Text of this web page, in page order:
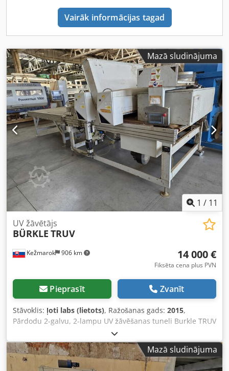
Vairāk informācijas tagad
Mazā sludinājuma
1 / 11
Kežmarok 906 km
UV žāvētājs
BÜRKLE TRUV
14 000 €
Fiksēta cena plus PVN
Pieprasīt Zvanīt
Stāvoklis: ļoti labs (lietots), Ražošanas gads: 2015,
Pārdodu 2-galvu, 2-lampu UV žāvēšanas tuneli Burkle TRUV
1300 Dcedpfx Acjw Anclodsk Ražošanas gads: 2015 Darba
platums: 1300 mm Kopējais garums: 2,80 m + 3,00 m
Kopējā jauda: 36,6 kW 2 lampas: GA 120 W + HG 120 W Ļoti
labā stāvoklī, pieejams uzreiz.
Mazā sludinājuma